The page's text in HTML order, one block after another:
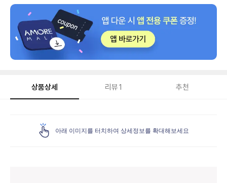
상품상세 리뷰1 추천
아래 이미지를 터치하여 상세정보를 확대해보세요